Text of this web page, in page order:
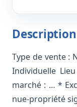
Description
Type de vente :
Individuelle
marché : … *
nue-propriété